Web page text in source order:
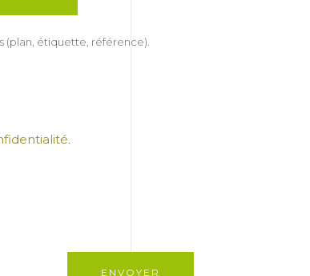
(plan, étiquette, référence).